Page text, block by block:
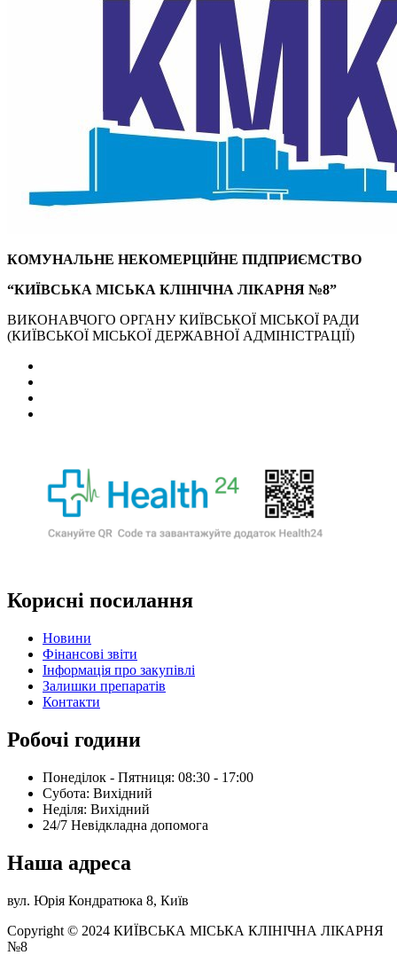
КОМУНАЛЬНЕ НЕКОМЕРЦІЙНЕ ПІДПРИЄМСТВО
“КИЇВСЬКА МІСЬКА КЛІНІЧНА ЛІКАРНЯ №8”
ВИКОНАВЧОГО ОРГАНУ КИЇВСЬКОЇ МІСЬКОЇ РАДИ
(КИЇВСЬКОЇ МІСЬКОЇ ДЕРЖАВНОЇ АДМІНІСТРАЦІЇ)
Корисні посилання
Новини
Фінансові звіти
Інформація про закупівлі
Залишки препаратів
Контакти
Робочі години
Понеділок - Пятниця: 08:30 - 17:00
Субота: Вихідний
Нeділя: Вихідний
24/7 Невідкладна допомога
Наша адреса
вул. Юрія Кондратюка 8, Київ
Copyright © 2024 КИЇВСЬКА МІСЬКА КЛІНІЧНА ЛІКАРНЯ
№8